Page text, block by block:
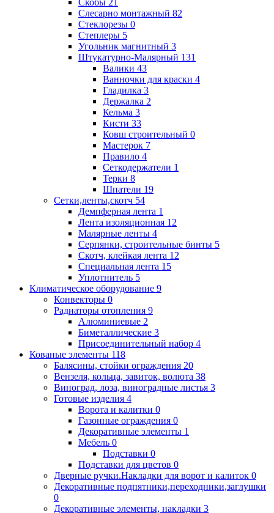
Скобы 21
Слесарно монтажный 82
Стеклорезы 0
Степлеры 5
Угольник магнитный 3
Штукатурно-Малярный 131
Валики 43
Ванночки для краски 4
Гладилка 3
Держалка 2
Кельма 3
Кисти 33
Ковш строительный 0
Мастерок 7
Правило 4
Сеткодержатели 1
Терки 8
Шпатели 19
Сетки,ленты,скотч 54
Демпферная лента 1
Лента изоляционная 12
Малярные ленты 4
Серпянки, строительные бинты 5
Скотч, клейкая лента 12
Специальная лента 15
Уплотнитель 5
Климатическое оборудование 9
Конвекторы 0
Радиаторы отопления 9
Алюминиевые 2
Биметаллические 3
Присоединительный набор 4
Кованые элементы 118
Балясины, стойки ограждения 20
Вензеля, кольца, завиток, волюта 38
Виноград, лоза, виноградные листья 3
Готовые изделия 4
Ворота и калитки 0
Газонные ограждения 0
Декоративные элементы 1
Мебель 0
Подставки 0
Подставки для цветов 0
Дверные ручки.Накладки для ворот и калиток 0
Декоративные подпятники,переходники,заглушки
0
Декоративные элементы, накладки 3